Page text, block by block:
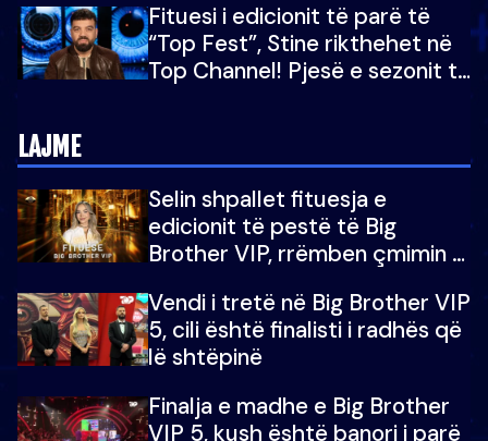
për në fund!
Fituesi i edicionit të parë të
“Top Fest”, Stine rikthehet në
Top Channel! Pjesë e sezonit të
LAJME
Selin shpallet fituesja e
edicionit të pestë të Big
Brother VIP, rrëmben çmimin e
Vendi i tretë në Big Brother VIP
5, cili është finalisti i radhës që
lë shtëpinë
Finalja e madhe e Big Brother
VIP 5, kush është banori i parë